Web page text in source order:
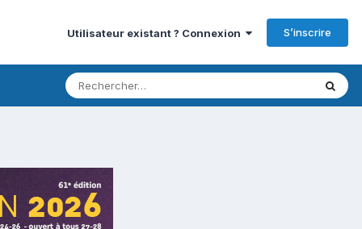
Utilisateur existant ? Connexion S’inscrire